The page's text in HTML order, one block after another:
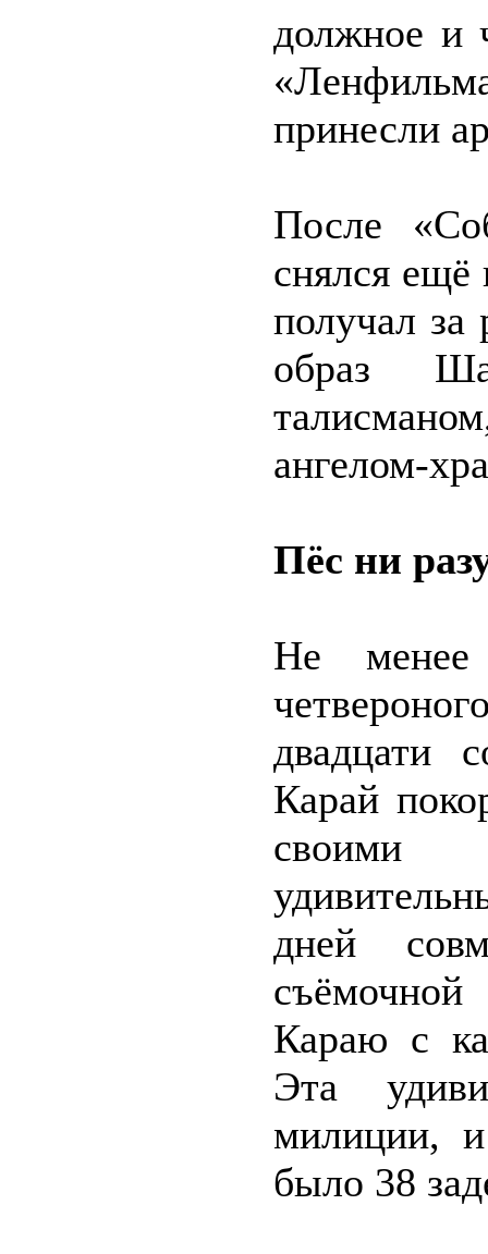
должное и
принесли
После
снялся ещё
получал за
образ
ангелом-
Пёс ни
Не менее
двадцати
Карай
своими
дней
Караю с
Эта
милиции,
было 38